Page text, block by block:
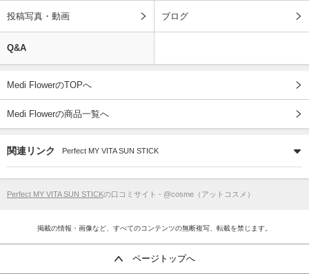
投稿写真・動画 ブログ
Q&A
Medi FlowerのTOPへ
Medi Flowerの商品一覧へ
関連リンク Perfect MY VITA SUN STICK
Perfect MY VITA SUN STICKの口コミサイト - @cosme（アットコスメ）
掲載の情報・画像など、すべてのコンテンツの無断複写、転載を禁じます。
ページトップへ